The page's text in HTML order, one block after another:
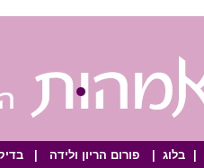
פורום הריון ולידה בלוג